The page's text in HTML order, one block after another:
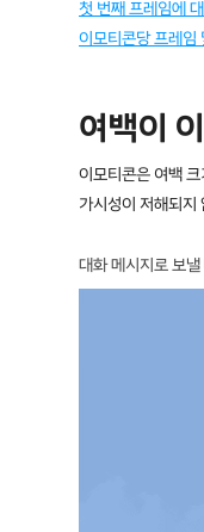
첫 번째 프레임에
이모티콘당 프레임
여백이
이모티콘은 여백
가시성이 저해되지
대화 메시지로 보낼